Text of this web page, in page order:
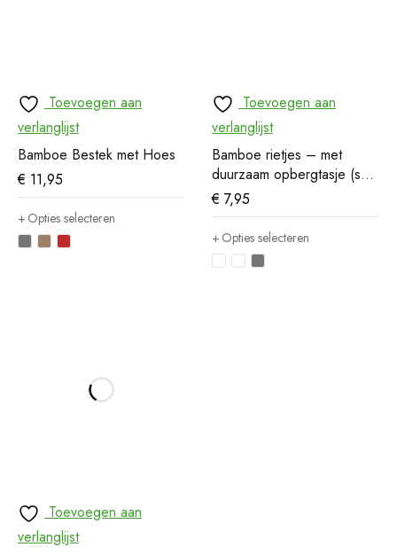
Toevoegen aan
verlanglijst
Bamboe Bestek met Hoes
€ 11,95
Opties selecteren
Toevoegen aan
verlanglijst
Bamboe rietjes – met
duurzaam opbergtasje (set
van 6)
€ 7,95
Opties selecteren
Toevoegen aan
verlanglijst